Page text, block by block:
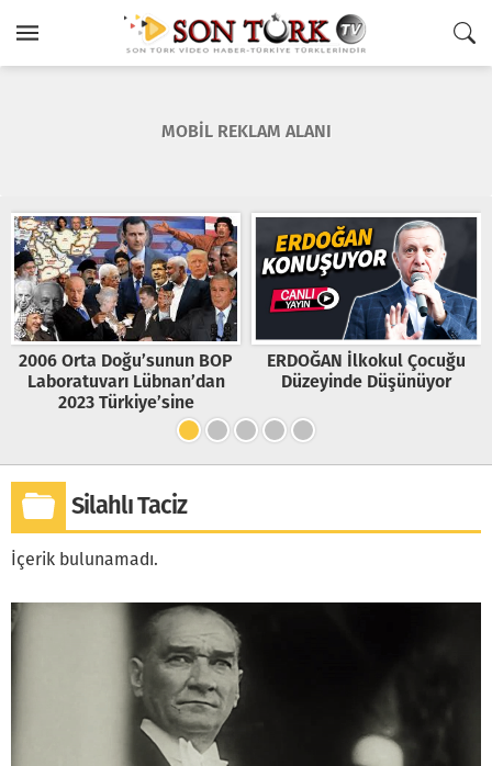
MOBİL REKLAM ALANI
BOP
ERDOĞAN İlkokul Çocuğu
Düzeyinde Düşünüyor
Türk Milletinde
Rahatlık ve
Silahlı Taciz
İçerik bulunamadı.